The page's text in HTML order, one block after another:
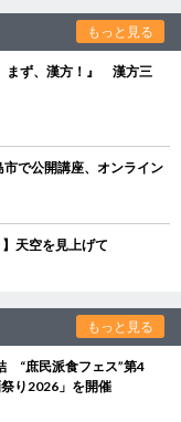
もっと見る
まず、漢方！』 漢方三
で公開講座、オンライン
天空を見上げて
もっと見る
“庶民派食フェス”第4
り2026」を開催